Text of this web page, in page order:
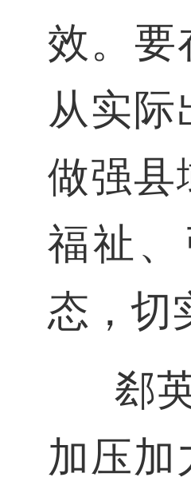
效。要
从实
做强县
福祉
态，切
郄
加压加